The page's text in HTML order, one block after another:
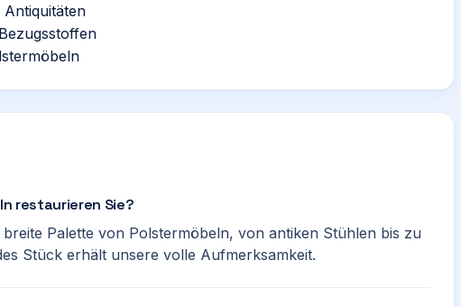
restaurieren Sie?
Palette von Polstermöbeln, von antiken Stühlen bis zu
Stück erhält unsere volle Aufmerksamkeit.